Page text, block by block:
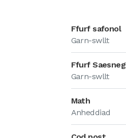
Ffurf safonol
Garn-swllt
Ffurf Saesneg
Garn-swllt
Math
Anheddiad